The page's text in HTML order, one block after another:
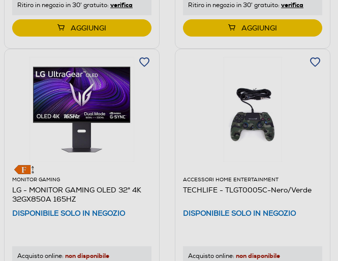
Ritiro in negozio in 30' gratuito: verifica
AGGIUNGI
Ritiro in negozio in 30' gratuito: verifica
AGGIUNGI
MONITOR GAMING
LG - MONITOR GAMING OLED 32" 4K
32GX850A 165HZ
DISPONIBILE SOLO IN NEGOZIO
Acquisto online: non disponibile
ACCESSORI HOME ENTERTAINMENT
TECHLIFE - TLGT0005C-Nero/Verde
DISPONIBILE SOLO IN NEGOZIO
Acquisto online: non disponibile